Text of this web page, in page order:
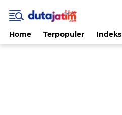
Home Terpopuler Indeks